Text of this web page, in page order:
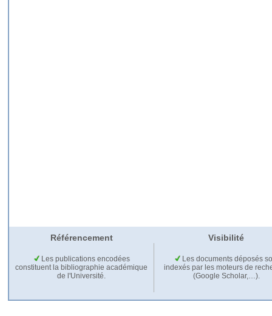
Référencement Visibilité
Les publications encodées
constituent la bibliographie académique
de l'Université.
Les documents déposés
indexés par les moteurs de
(Google Scholar,…).